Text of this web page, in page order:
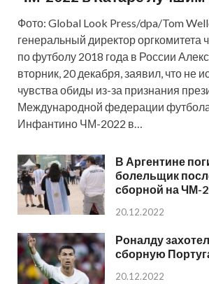
Фото: Global Look Press/dpa/Tom
генеральный директор оргкомитета
по футболу 2018 года в России
вторник, 20 декабря, заявил, что не
чувства обиды из-за признания
Международной федерации
Инфантино ЧМ-2022 в…
В Аргентине
болельщик
сборной на ЧМ-
20.12.2022
Роналду
сборную
20.12.2022